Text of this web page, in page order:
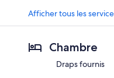
Afficher tous les
Chambre
Draps fournis